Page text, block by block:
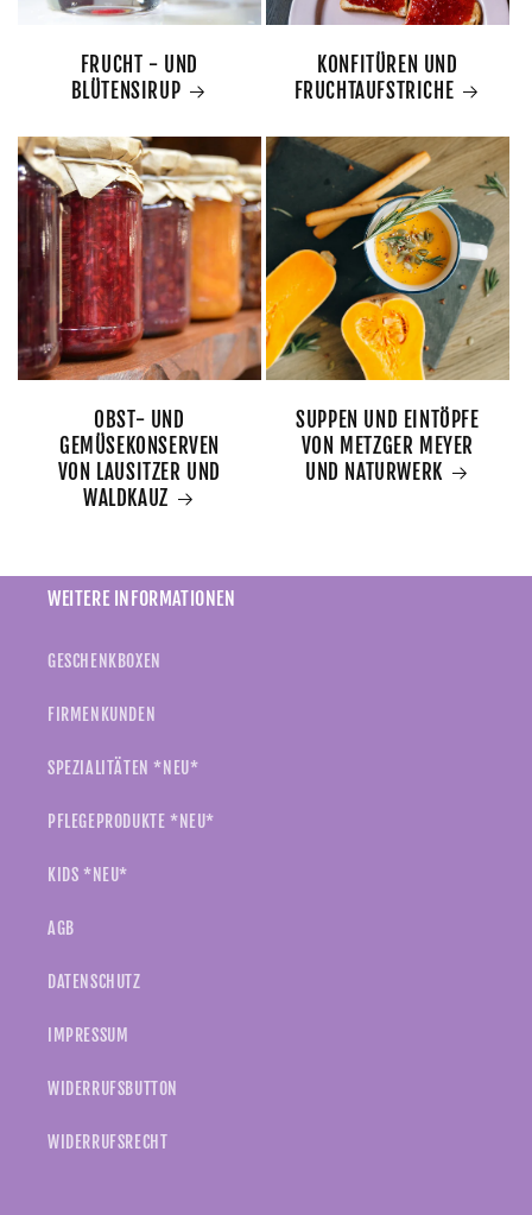
FRUCHT - UND
BLÜTENSIRUP
KONFITÜREN UND
FRUCHTAUFSTRICHE
OBST- UND
GEMÜSEKONSERVEN
VON LAUSITZER UND
WALDKAUZ
SUPPEN UND EINTÖPFE
VON METZGER MEYER
UND NATURWERK
WEITERE INFORMATIONEN
GESCHENKBOXEN
FIRMENKUNDEN
SPEZIALITÄTEN *NEU*
PFLEGEPRODUKTE *NEU*
KIDS *NEU*
AGB
DATENSCHUTZ
IMPRESSUM
WIDERRUFSBUTTON
WIDERRUFSRECHT